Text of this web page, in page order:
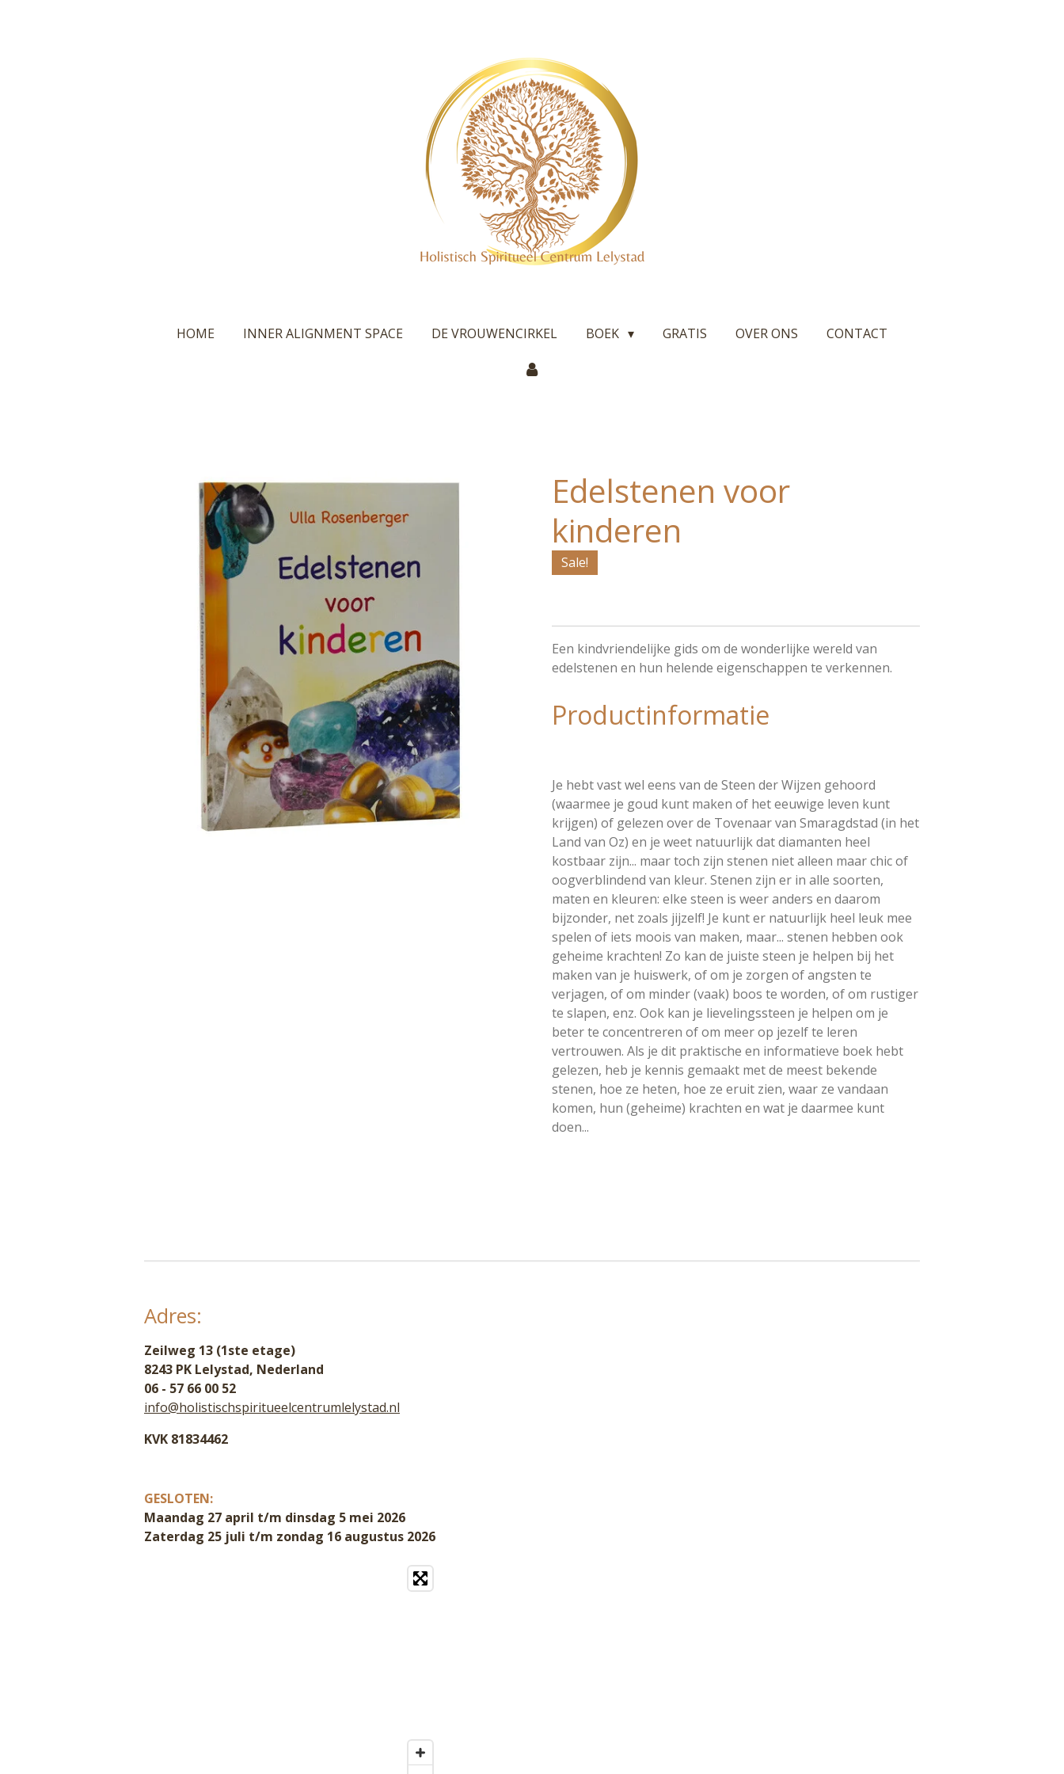
HOME INNER ALIGNMENT SPACE DE VROUWENCIRKEL BOEK GRATIS OVER ONS CONTACT
Edelstenen voor
kinderen
Sale!
Een kindvriendelijke gids om de wonderlijke wereld van
edelstenen en hun helende eigenschappen te verkennen.
Productinformatie
Je hebt vast wel eens van de Steen der Wijzen gehoord
(waarmee je goud kunt maken of het eeuwige leven kunt
krijgen) of gelezen over de Tovenaar van Smaragdstad (in het
Land van Oz) en je weet natuurlijk dat diamanten heel
kostbaar zijn... maar toch zijn stenen niet alleen maar chic of
oogverblindend van kleur. Stenen zijn er in alle soorten,
maten en kleuren: elke steen is weer anders en daarom
bijzonder, net zoals jijzelf! Je kunt er natuurlijk heel leuk mee
spelen of iets moois van maken, maar... stenen hebben ook
geheime krachten! Zo kan de juiste steen je helpen bij het
maken van je huiswerk, of om je zorgen of angsten te
verjagen, of om minder (vaak) boos te worden, of om rustiger
te slapen, enz. Ook kan je lievelingssteen je helpen om je
beter te concentreren of om meer op jezelf te leren
vertrouwen. Als je dit praktische en informatieve boek hebt
gelezen, heb je kennis gemaakt met de meest bekende
stenen, hoe ze heten, hoe ze eruit zien, waar ze vandaan
komen, hun (geheime) krachten en wat je daarmee kunt
doen...
Adres:
Zeilweg 13 (1ste etage)
8243 PK Lelystad, Nederland
06 - 57 66 00 52
info@holistischspiritueelcentrumlelystad.nl
KVK 81834462
GESLOTEN:
Maandag 27 april t/m dinsdag 5 mei 2026
Zaterdag 25 juli t/m zondag 16 augustus 2026